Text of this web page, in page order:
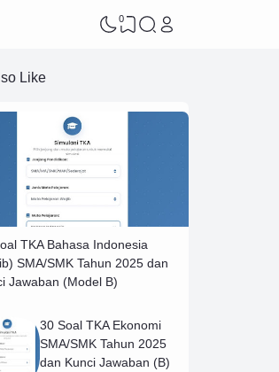
0
Like
TKA Bahasa Indonesia
SMA/SMK Tahun 2025 dan
Jawaban (Model B)
30 Soal TKA Ekonomi
SMA/SMK Tahun 2025
dan Kunci Jawaban (B)